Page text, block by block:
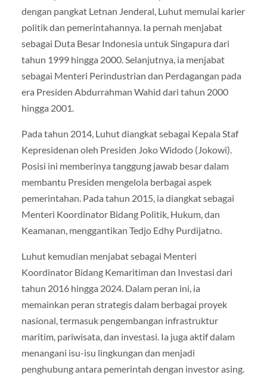
dengan pangkat Letnan Jenderal, Luhut memulai karier
politik dan pemerintahannya. Ia pernah menjabat
sebagai Duta Besar Indonesia untuk Singapura dari
tahun 1999 hingga 2000. Selanjutnya, ia menjabat
sebagai Menteri Perindustrian dan Perdagangan pada
era Presiden Abdurrahman Wahid dari tahun 2000
hingga 2001.
Pada tahun 2014, Luhut diangkat sebagai Kepala Staf
Kepresidenan oleh Presiden Joko Widodo (Jokowi).
Posisi ini memberinya tanggung jawab besar dalam
membantu Presiden mengelola berbagai aspek
pemerintahan. Pada tahun 2015, ia diangkat sebagai
Menteri Koordinator Bidang Politik, Hukum, dan
Keamanan, menggantikan Tedjo Edhy Purdijatno.
Luhut kemudian menjabat sebagai Menteri
Koordinator Bidang Kemaritiman dan Investasi dari
tahun 2016 hingga 2024. Dalam peran ini, ia
memainkan peran strategis dalam berbagai proyek
nasional, termasuk pengembangan infrastruktur
maritim, pariwisata, dan investasi. Ia juga aktif dalam
menangani isu-isu lingkungan dan menjadi
penghubung antara pemerintah dengan investor asing.